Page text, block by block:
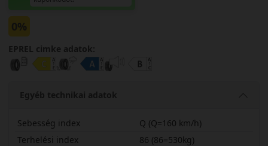
0%
EPREL cimke adatok:
Egyéb technikai adatok
Sebesség index
Q (Q=160 km/h)
Terhelési index
86 (86=530kg)